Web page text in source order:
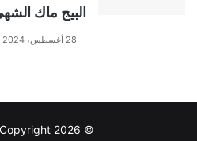
البيج ماك
28 أغسطس، 2024
© Copyright 2026, جميع الحقوق محفوظة |